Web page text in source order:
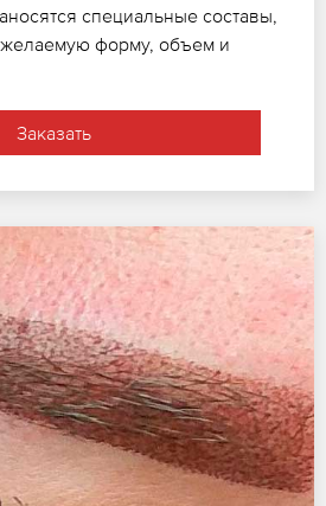
специальные составы,
форму, объем и
Заказать